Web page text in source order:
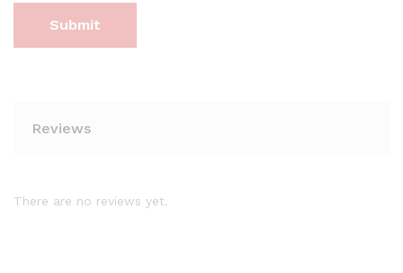
Reviews
There are no reviews yet.